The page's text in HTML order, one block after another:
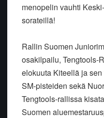
menopelin vauhti
sorateillä!
Rallin Suomen
osakilpailu, Tengtools-
elokuuta Kiteellä ja
SM-pisteiden sekä
Tengtools-rallissa
Suomen